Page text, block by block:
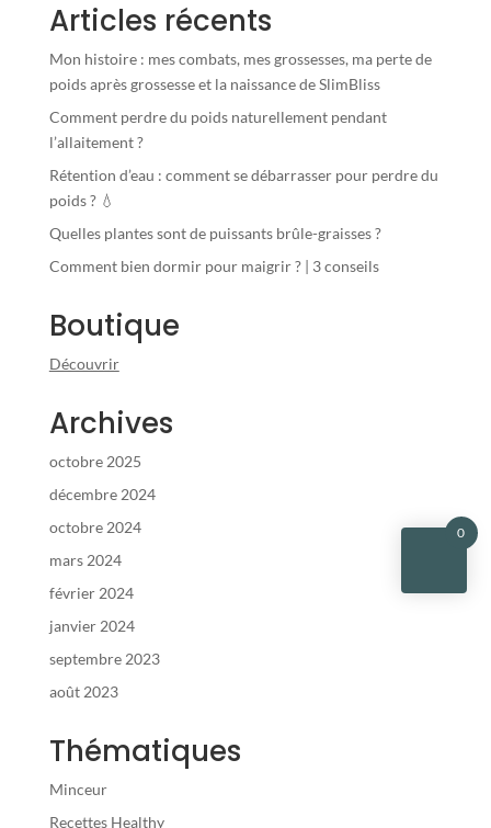
Articles récents
Mon histoire : mes combats, mes grossesses, ma perte de
poids après grossesse et la naissance de SlimBliss
Comment perdre du poids naturellement pendant
l’allaitement ?
Rétention d’eau : comment se débarrasser pour perdre du
poids ? 💧
Quelles plantes sont de puissants brûle-graisses ?
Comment bien dormir pour maigrir ? | 3 conseils
Boutique
Découvrir
Archives
octobre 2025
décembre 2024
octobre 2024
mars 2024
février 2024
janvier 2024
septembre 2023
août 2023
Thématiques
Minceur
Recettes Healthy
0